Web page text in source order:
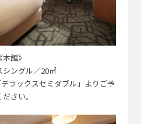
《本館》
シングル／20㎡
ラックスセミダブル」よりご予
さい。